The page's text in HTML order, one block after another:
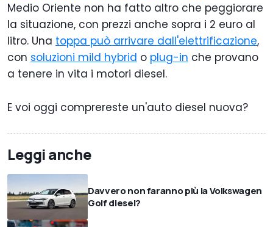
Medio Oriente non ha fatto altro che peggiorare
la situazione, con prezzi anche sopra i 2 euro al
litro. Una toppa può arrivare dall'elettrificazione,
con soluzioni mild hybrid o plug-in che provano
a tenere in vita i motori diesel.
E voi oggi comprereste un'auto diesel nuova?
Leggi anche
Davvero non faranno più la Volkswagen
Golf diesel?